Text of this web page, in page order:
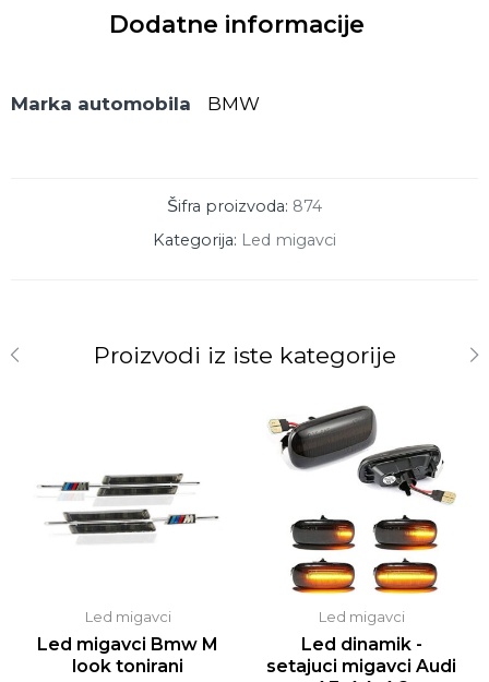
Dodatne informacije
Marka automobila BMW
Šifra proizvoda: 874
Kategorija: Led migavci
Proizvodi iz iste kategorije
Led migavci
Led migavci Bmw M
look tonirani
Led migavci
Led dinamik -
setajuci migavci Audi